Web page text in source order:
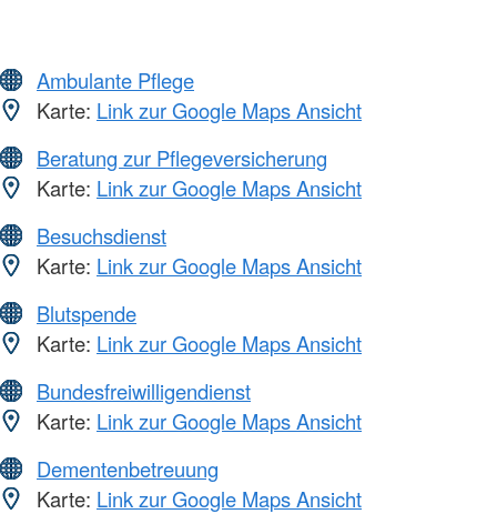
Ambulante Pflege
Karte: Link zur Google Maps Ansicht
Beratung zur Pflegeversicherung
Karte: Link zur Google Maps Ansicht
Besuchsdienst
Karte: Link zur Google Maps Ansicht
Blutspende
Karte: Link zur Google Maps Ansicht
Bundesfreiwilligendienst
Karte: Link zur Google Maps Ansicht
Dementenbetreuung
Karte: Link zur Google Maps Ansicht